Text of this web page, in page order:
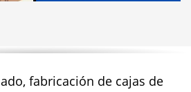
fabricación de cajas de